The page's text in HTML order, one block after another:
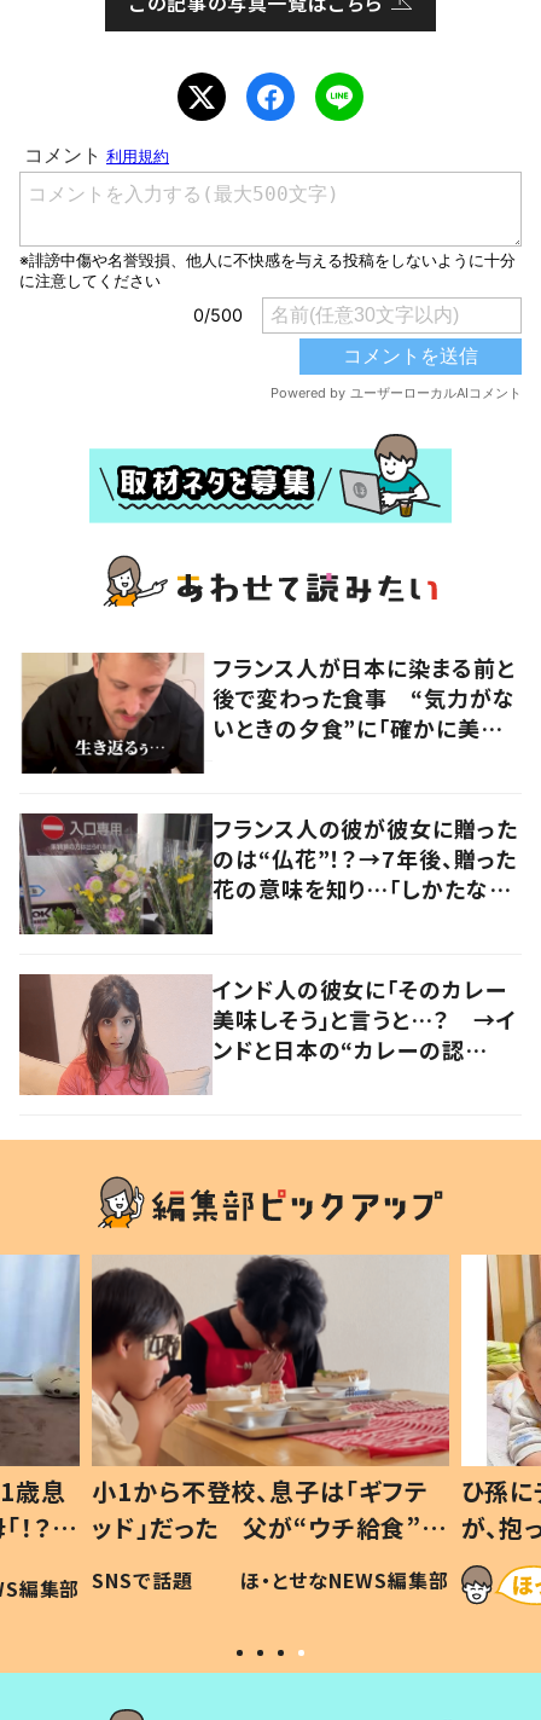
フランス人が日本に染まる前と
後で変わった食事 “気力がな
いときの夕食”に「確かに美味
フランス人の彼が彼女に贈った
のは“仏花”！？→7年後、贈った
花の意味を知り…「しかたな
インド人の彼女に「そのカレー
美味しそう」と言うと…？ →イ
ンドと日本の“カレーの認
歳息
？」
編集部
小1から不登校、息子は「ギフテ
ッド」だった 父が“ウチ給食”を
作り続ける理由とは #令和の親
#令和の子
SNSで話題 ほ・とせなNEWS編集部
ひ孫
が、
「涙が
い」